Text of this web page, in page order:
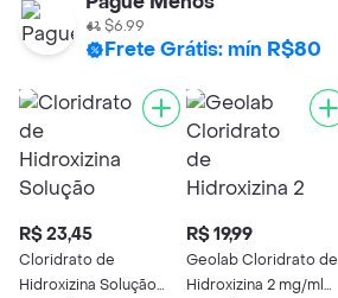
$6.99
Frete Grátis: mín R$80
R$ 23,45
Cloridrato de
Hidroxizina Solução
R$ 19,99
Geolab Cloridrato de
Hidroxizina 2 mg/ml